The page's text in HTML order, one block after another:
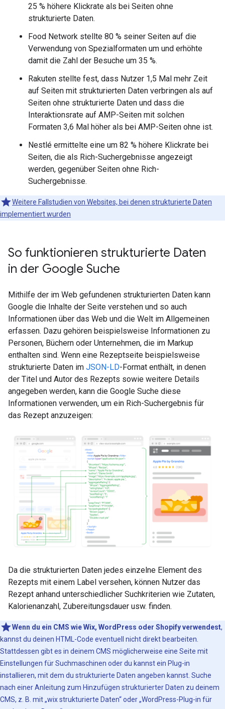
25 % höhere Klickrate als bei Seiten ohne
strukturierte Daten.
Food Network stellte 80 % seiner Seiten auf die
Verwendung von Spezialformaten um und erhöhte
damit die Zahl der Besuche um 35 %.
Rakuten stellte fest, dass Nutzer 1,5 Mal mehr Zeit
auf Seiten mit strukturierten Daten verbringen als auf
Seiten ohne strukturierte Daten und dass die
Interaktionsrate auf AMP-Seiten mit solchen
Formaten 3,6 Mal höher als bei AMP-Seiten ohne ist.
Nestlé ermittelte eine um 82 % höhere Klickrate bei
Seiten, die als Rich-Suchergebnisse angezeigt
werden, gegenüber Seiten ohne Rich-
Suchergebnisse.
Weitere Fallstudien von Websites, bei denen strukturierte Daten
implementiert wurden
So funktionieren strukturierte Daten
in der Google Suche
Mithilfe der im Web gefundenen strukturierten Daten kann
Google die Inhalte der Seite verstehen und so auch
Informationen über das Web und die Welt im Allgemeinen
erfassen. Dazu gehören beispielsweise Informationen zu
Personen, Büchern oder Unternehmen, die im Markup
enthalten sind. Wenn eine Rezeptseite beispielsweise
strukturierte Daten im JSON-LD-Format enthält, in denen
der Titel und Autor des Rezepts sowie weitere Details
angegeben werden, kann die Google Suche diese
Informationen verwenden, um ein Rich-Suchergebnis für
das Rezept anzuzeigen:
Da die strukturierten Daten jedes einzelne Element des
Rezepts mit einem Label versehen, können Nutzer das
Rezept anhand unterschiedlicher Suchkriterien wie Zutaten,
Kalorienanzahl, Zubereitungsdauer usw. finden.
Wenn du ein CMS wie Wix, WordPress oder Shopify verwendest,
kannst du deinen HTML-Code eventuell nicht direkt bearbeiten.
Stattdessen gibt es in deinem CMS möglicherweise eine Seite mit
Einstellungen für Suchmaschinen oder du kannst ein Plug-in
installieren, mit dem du strukturierte Daten angeben kannst. Suche
nach einer Anleitung zum Hinzufügen strukturierter Daten zu deinem
CMS, z. B. mit „wix strukturierte Daten“ oder „WordPress-Plug-in für